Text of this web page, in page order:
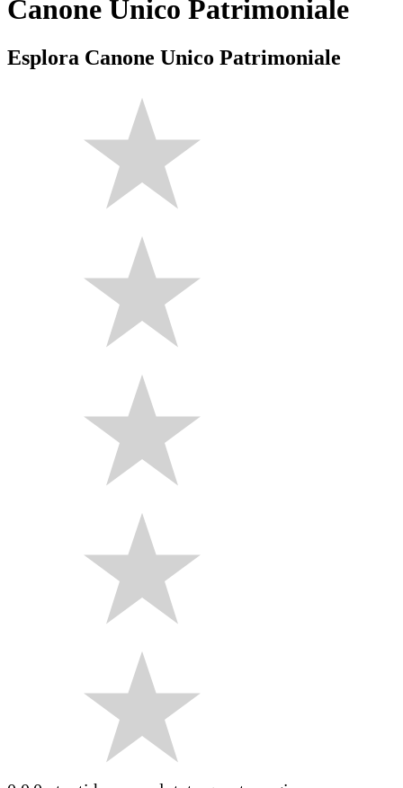
Canone Unico Patrimoniale
Esplora Canone Unico Patrimoniale